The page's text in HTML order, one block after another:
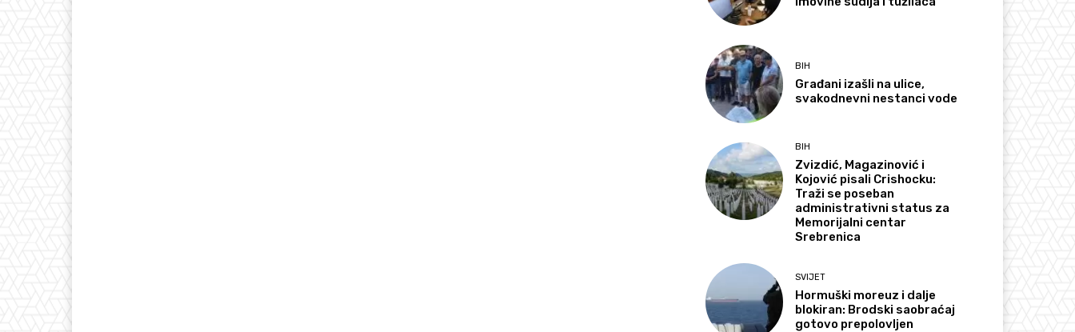
BIH
Građani izašli na ulice,
svakodnevni nestanci vode
BIH
Zvizdić, Magazinović i
Kojović pisali Crishocku:
Traži se poseban
administrativni status za
Memorijalni centar
Srebrenica
SVIJET
Hormuški moreuz i dalje
blokiran: Brodski saobraćaj
gotovo prepolovljen